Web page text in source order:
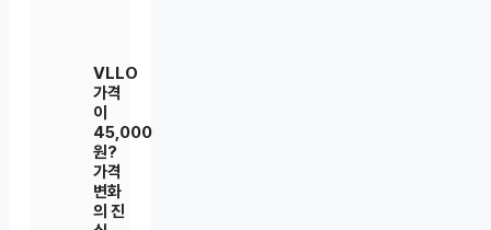
VLLO
가격
이
45,000
원?
가격
변화
의 진